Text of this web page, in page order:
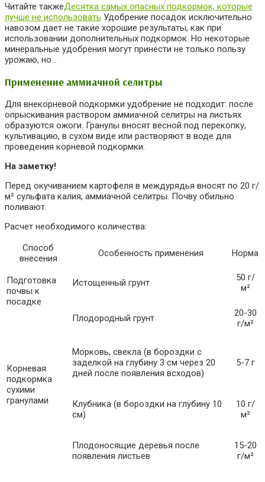
Читайте такжеДесятка самых опасных подкормок, которые
лучше не использовать Удобрение посадок исключительно
навозом дает не такие хорошие результаты, как при
использовании дополнительных подкормок. Но некоторые
минеральные удобрения могут принести не только пользу
урожаю, но…
Применение аммиачной селитры
Для внекорневой подкормки удобрение не подходит: после
опрыскивания раствором аммиачной селитры на листьях
образуются ожоги. Гранулы вносят весной под перекопку,
культивацию, в сухом виде или растворяют в воде для
проведения корневой подкормки.
На заметку!
Перед окучиванием картофеля в междурядья вносят по 20 г/
м² сульфата калия, аммиачной селитры. Почву обильно
поливают.
Расчет необходимого количества:
Способ
внесения
Особенность применения Норма
Подготовка
почвы к
посадке
Истощенный грунт
50 г/
м²
Плодородный грунт
20-30
г/м²
Корневая
подкормка
сухими
гранулами
Морковь, свекла (в бороздки с
заделкой на глубину 3 см через 20
дней после появления всходов)
5-7 г
Клубника (в бороздки на глубину 10
см)
10 г/
м²
Плодоносящие деревья после
появления листьев
15-20
г/м²